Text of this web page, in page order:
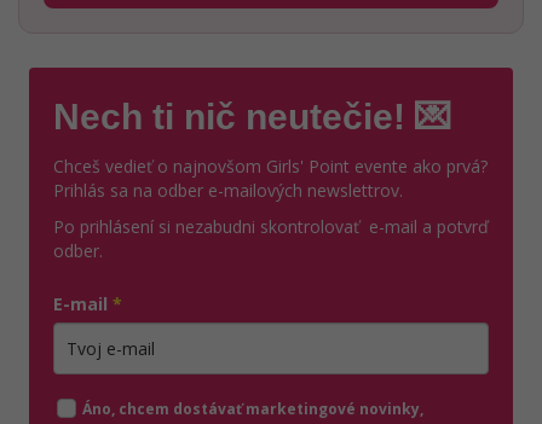
Nech ti nič neutečie! 💌
Chceš vedieť o najnovšom Girls' Point evente ako prvá?
Prihlás sa na odber e-mailových newslettrov.
Po prihlásení si nezabudni skontrolovať e-mail a potvrď
odber.
E-mail *
Áno, chcem dostávať marketingové novinky,